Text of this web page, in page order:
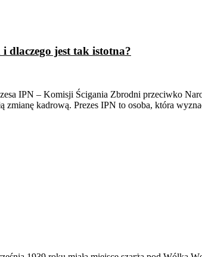
dlaczego jest tak istotna?
IPN – Komisji Ścigania Zbrodni przeciwko
kadrową. Prezes IPN to osoba, która